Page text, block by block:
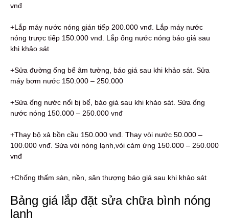
vnđ
+Lắp máy nước nóng gián tiếp 200.000 vnđ. Lắp máy nước
nóng trược tiếp 150.000 vnđ. Lắp ống nước nóng báo giá sau
khi khảo sát
+Sửa đường ống bể âm tường, báo giá sau khi khảo sát. Sửa
máy bơm nước 150.000 – 250.000
+Sửa ống nước nổi bị bể, báo giá sau khi khảo sát. Sửa ống
nước nóng 150.000 – 250.000 vnđ
+Thay bộ xả bồn cầu 150.000 vnđ. Thay vòi nước 50.000 –
100.000 vnđ. Sửa vòi nóng lạnh,vòi cảm ứng 150.000 – 250.000
vnđ
+Chống thấm sàn, nền, sân thượng báo giá sau khi khảo sát
Bảng giá lắp đặt sửa chữa bình nóng
lạnh